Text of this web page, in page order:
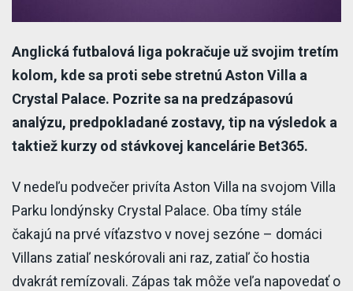
Anglická futbalová liga pokračuje už svojim tretím
kolom, kde sa proti sebe stretnú Aston Villa a
Crystal Palace. Pozrite sa na predzápasovú
analýzu, predpokladané zostavy, tip na výsledok a
taktiež kurzy od stávkovej kancelárie Bet365.
V nedeľu podvečer privíta Aston Villa na svojom Villa
Parku londýnsky Crystal Palace. Oba tímy stále
čakajú na prvé víťazstvo v novej sezóne – domáci
Villans zatiaľ neskórovali ani raz, zatiaľ čo hostia
dvakrát remízovali. Zápas tak môže veľa napovedať o